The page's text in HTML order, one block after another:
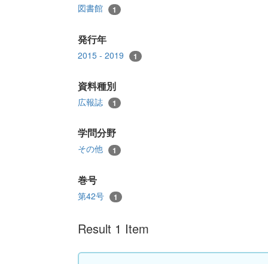
図書館 1
発行年
2015 - 2019 1
資料種別
広報誌 1
学問分野
その他 1
巻号
第42号 1
Result 1 Item